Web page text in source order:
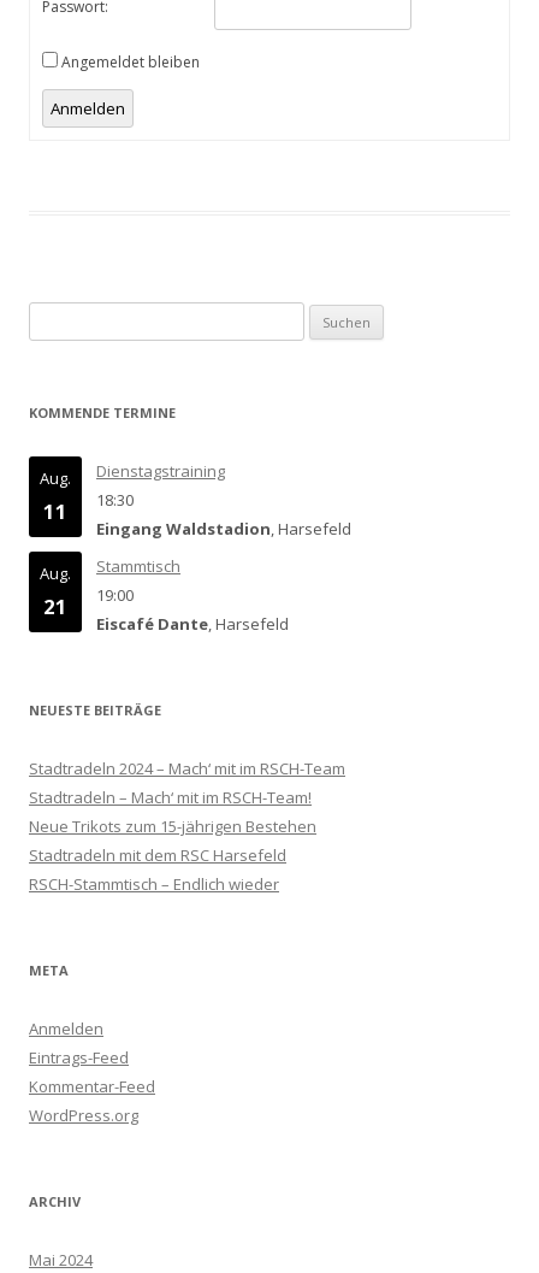
Passwort:
Angemeldet bleiben
Anmelden
nach:
KOMMENDE TERMINE
Aug.
11
Dienstagstraining
18:30
Eingang Waldstadion, Harsefeld
Aug.
21
Stammtisch
19:00
Eiscafé Dante, Harsefeld
NEUESTE BEITRÄGE
Stadtradeln 2024 – Mach‘ mit im RSCH-Team
Stadtradeln – Mach‘ mit im RSCH-Team!
Neue Trikots zum 15-jährigen Bestehen
Stadtradeln mit dem RSC Harsefeld
RSCH-Stammtisch – Endlich wieder
META
Anmelden
Eintrags-Feed
Kommentar-Feed
WordPress.org
ARCHIV
Mai 2024